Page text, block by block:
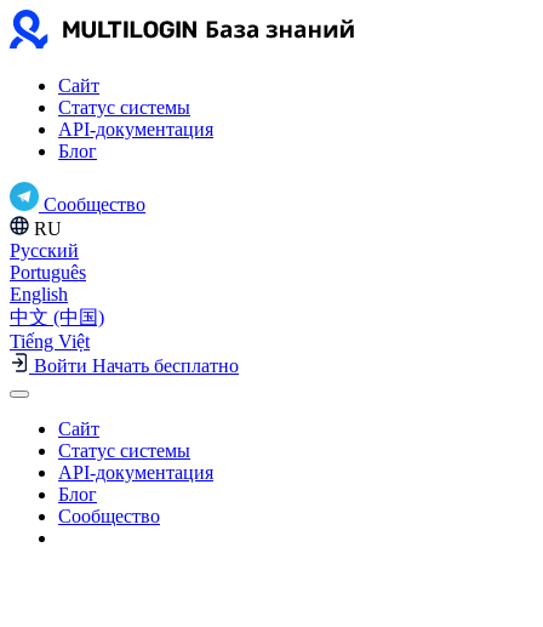
Сайт
Статус системы
API-документация
Блог
Сообщество
RU
Русский
Português
English
中文 (中国)
Tiếng Việt
Войти Начать бесплатно
Сайт
Статус системы
API-документация
Блог
Сообщество